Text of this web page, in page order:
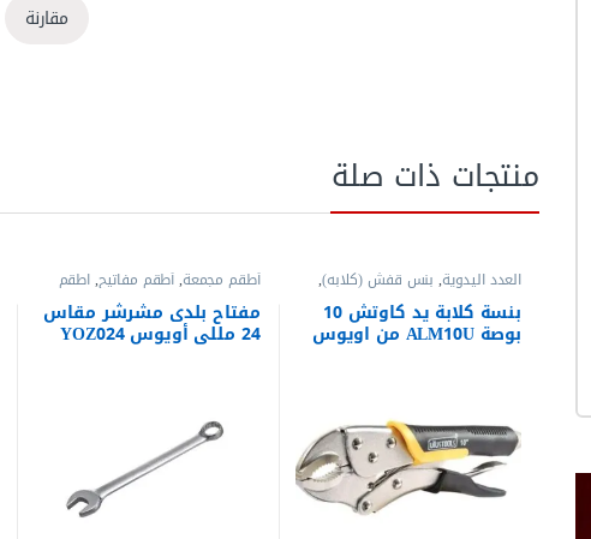
مقارنة
منتجات ذات صلة
العدد اليدوية, بنس قفش (كلابه),
بنس وقصافات
بنسة كلابة يد كاوتش 10
بوصة ALM10U من اويوس
أطقم مجمعة,أطقم مفاتيح,اطقم
مفاتيح العدد اليدوية مفاتيح عدة
مفاتيح عدة بلدي مشرشر, مفاتيح
عدة مشرشر
مفتاح بلدى مشرشر مقاس
24 مللى أويوس YOZ024